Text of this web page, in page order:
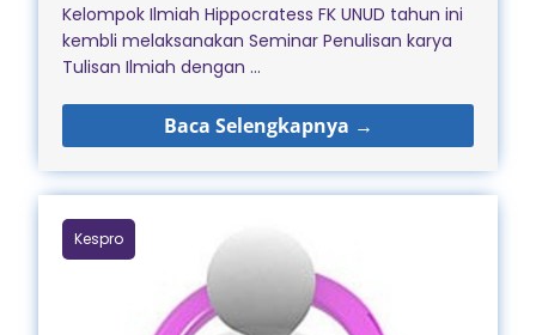
Kelompok Ilmiah Hippocratess FK UNUD tahun ini
kembli melaksanakan Seminar Penulisan karya
Tulisan Ilmiah dengan ...
Baca Selengkapnya →
Kespro